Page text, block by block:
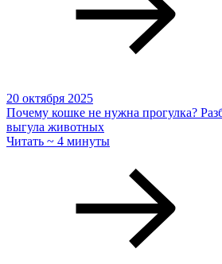
20 октября 2025
Почему кошке не нужна прогулка?
выгула животных
Читать ~ 4 минуты